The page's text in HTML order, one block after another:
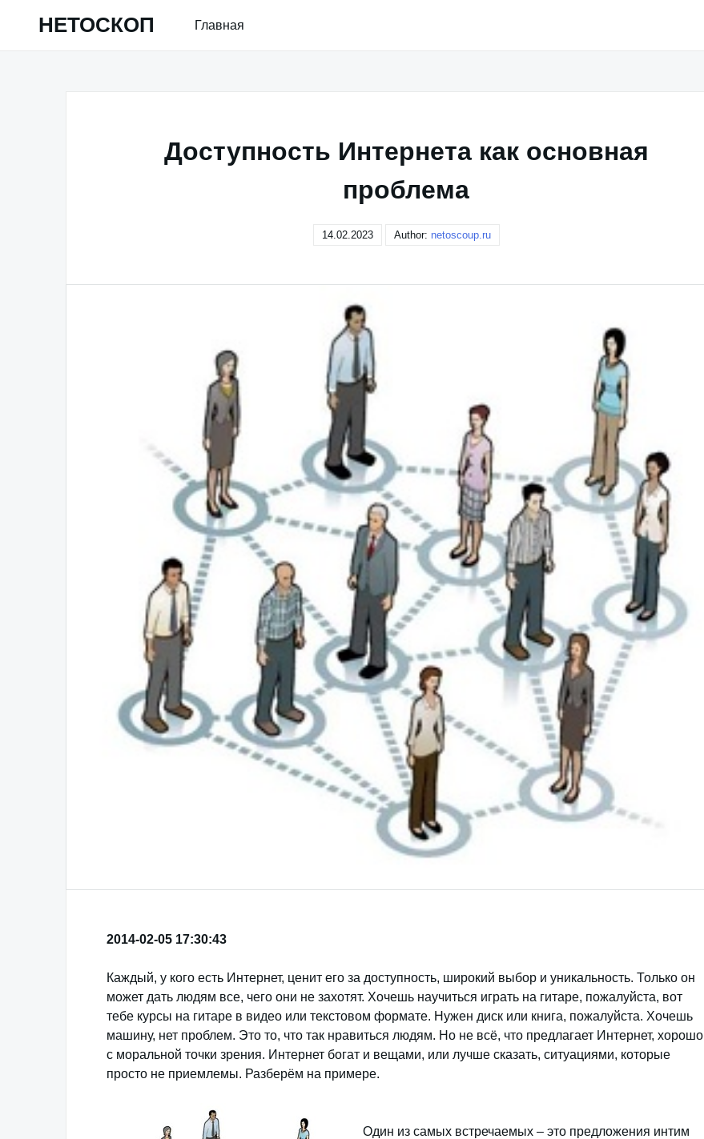
НЕТОСКОП Главная
Доступность Интернета как основная
проблема
14.02.2023 Author: netoscoup.ru
2014-02-05 17:30:43
Каждый, у кого есть Интернет, ценит его за доступность, широкий выбор и уникальность. Только он
может дать людям все, чего они не захотят. Хочешь научиться играть на гитаре, пожалуйста, вот
тебе курсы на гитаре в видео или текстовом формате. Нужен диск или книга, пожалуйста. Хочешь
машину, нет проблем. Это то, что так нравиться людям. Но не всё, что предлагает Интернет, хорошо
с моральной точки зрения. Интернет богат и вещами, или лучше сказать, ситуациями, которые
просто не приемлемы. Разберём на примере.
Один из самых встречаемых – это предложения интим